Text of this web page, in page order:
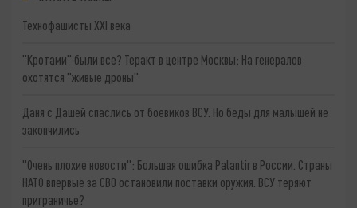
Технофашисты XXI века
"Кротами" были все? Теракт в центре Москвы: На генералов
охотятся "живые дроны"
Даня с Дашей спаслись от боевиков ВСУ. Но беды для малышей не
закончились
"Очень плохие новости": Большая ошибка Palantir в России. Страны
НАТО впервые за СВО остановили поставки оружия. ВСУ теряют
приграничье?